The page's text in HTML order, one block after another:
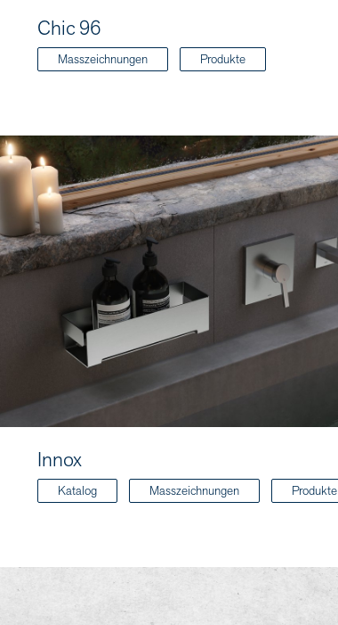
Chic 96
Masszeichnungen Produkte
Innox
Katalog Masszeichnungen Produkte